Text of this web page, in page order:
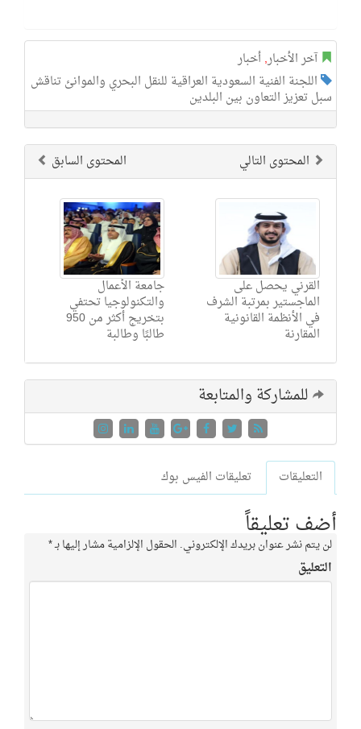
آخر الأخبار,أخبار
اللجنة الفنية السعودية العراقية للنقل البحري والموانئ تناقش
سبل تعزيز التعاون بين البلدين
المحتوى السابق المحتوى التالي
جامعة الأعمال
والتكنولوجيا تحتفي
بتخريج أكثر من 950
طالبًا وطالبة
القرني يحصل على
الماجستير بمرتبة الشرف
في الأنظمة القانونية
المقارنة
للمشاركة والمتابعة
التعليقات تعليقات الفيس بوك
أضف تعليقاً
لن يتم نشر عنوان بريدك الإلكتروني. الحقول الإلزامية مشار إليها بـ*
التعليق